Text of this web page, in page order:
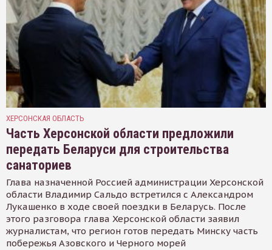
ХЕРСОНСКАЯ ОБЛАСТЬ
Часть Херсонской области предложили
передать Беларуси для строительства
санаториев
Глава назначенной Россией администрации Херсонской
области Владимир Сальдо встретился с Александром
Лукашенко в ходе своей поездки в Беларусь. После
этого разговора глава Херсонской области заявил
журналистам, что регион готов передать Минску часть
побережья Азовского и Черного морей